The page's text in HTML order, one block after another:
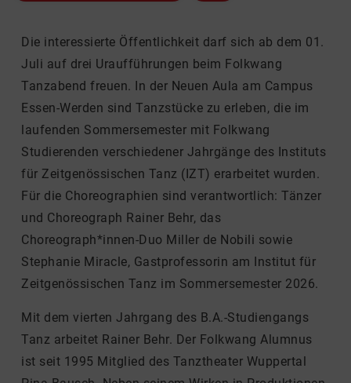
Die interessierte Öffentlichkeit darf sich ab dem 01.
Juli auf drei Uraufführungen beim Folkwang
Tanzabend freuen. In der Neuen Aula am Campus
Essen-Werden sind Tanzstücke zu erleben, die im
laufenden Sommersemester mit Folkwang
Studierenden verschiedener Jahrgänge des Instituts
für Zeitgenössischen Tanz (IZT) erarbeitet wurden.
Für die Choreographien sind verantwortlich: Tänzer
und Choreograph Rainer Behr, das
Choreograph*innen-Duo Miller de Nobili sowie
Stephanie Miracle, Gastprofessorin am Institut für
Zeitgenössischen Tanz im Sommersemester 2026.
Mit dem vierten Jahrgang des B.A.-Studiengangs
Tanz arbeitet Rainer Behr. Der Folkwang Alumnus
ist seit 1995 Mitglied des Tanztheater Wuppertal